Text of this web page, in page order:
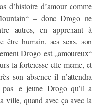
d’histoire d’amour comme
– donc Drogo ne
autres, en apprenant à
être humain, ses sens, son
Drogo est „amoureux“
la forteresse elle-même, et
son absence il n’attendra
pas le jeune Drogo qu’il a
ville, quand avec ça avec la